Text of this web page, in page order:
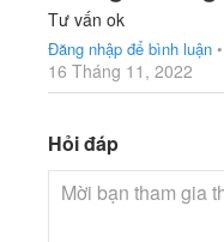
Tư vấn ok
Đăng nhập để bình luận •
16 Tháng 11, 2022
Hỏi đáp